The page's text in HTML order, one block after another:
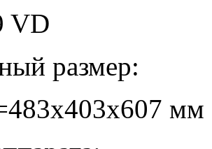
VD
размер:
мм